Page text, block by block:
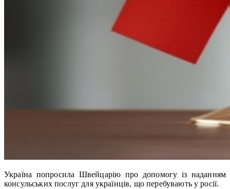
Україна попросила Швейцарію про допомогу із наданням
консульських послуг для українців, що перебувають у росії.